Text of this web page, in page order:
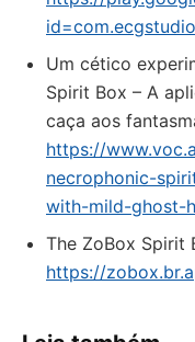
Um cético
Spirit Box – A
caça aos
https://
necrophonic-
with-mild-ghost-
The ZoBox Spirit
https://